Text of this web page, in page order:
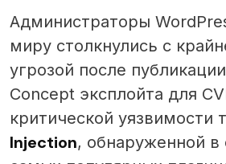
Администраторы
миру столкнулись с
угрозой после
Concept эксплойта для
критической уязвимости
Injection, обнаруженной в